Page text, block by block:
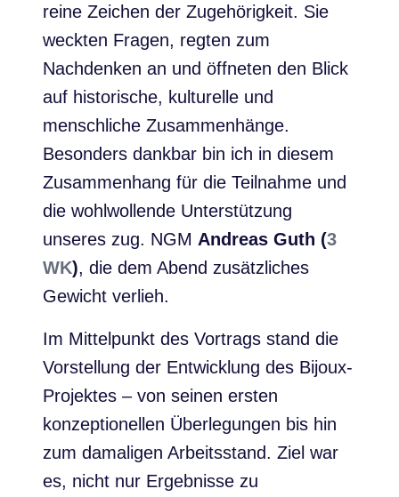
reine Zeichen der Zugehörigkeit. Sie
weckten Fragen, regten zum
Nachdenken an und öffneten den Blick
auf historische, kulturelle und
menschliche Zusammenhänge.
Besonders dankbar bin ich in diesem
Zusammenhang für die Teilnahme und
die wohlwollende Unterstützung
unseres zug. NGM Andreas Guth (3
WK), die dem Abend zusätzliches
Gewicht verlieh.
Im Mittelpunkt des Vortrags stand die
Vorstellung der Entwicklung des Bijoux-
Projektes – von seinen ersten
konzeptionellen Überlegungen bis hin
zum damaligen Arbeitsstand. Ziel war
es, nicht nur Ergebnisse zu